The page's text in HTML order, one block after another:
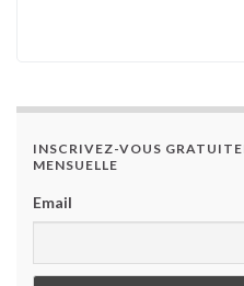
INSCRIVEZ-VOUS
MENSUELLE
Email